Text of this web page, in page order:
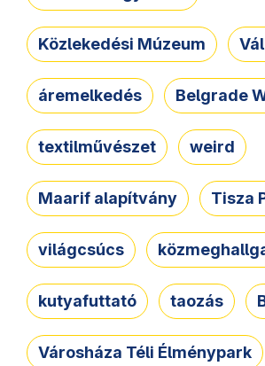
Közlekedési Múzeum
áremelkedés Belgrade
textilművészet weird
Maarif alapítvány Tisza
világcsúcs
kutyafuttató taozás
Városháza Téli Élménypark